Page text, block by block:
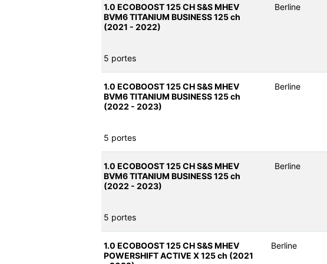
1.0 ECOBOOST 125 CH S&S MHEV
BVM6 TITANIUM BUSINESS 125 ch
(2021 - 2022)
Berline
5 portes
1.0 ECOBOOST 125 CH S&S MHEV
BVM6 TITANIUM BUSINESS 125 ch
(2022 - 2023)
Berline
5 portes
1.0 ECOBOOST 125 CH S&S MHEV
BVM6 TITANIUM BUSINESS 125 ch
(2022 - 2023)
Berline
5 portes
1.0 ECOBOOST 125 CH S&S MHEV
POWERSHIFT ACTIVE X 125 ch (2021
Berline